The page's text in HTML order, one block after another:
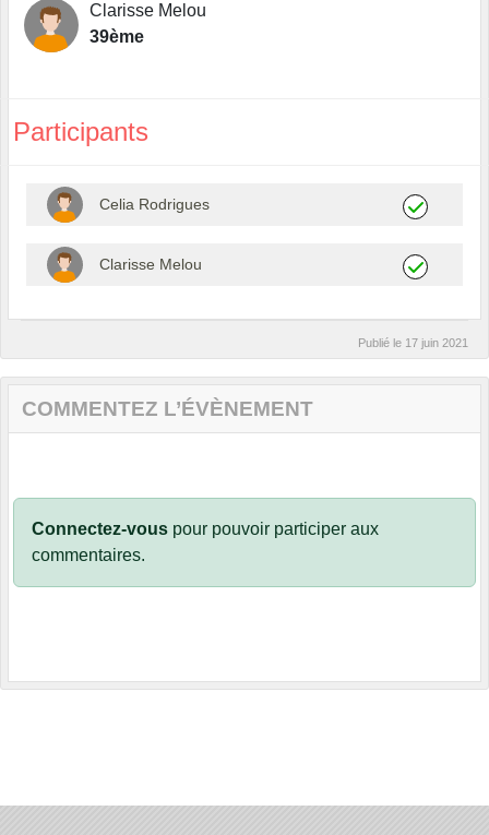
Clarisse Melou
39ème
Participants
Celia Rodrigues
Clarisse Melou
Publié le 17 juin 2021
COMMENTEZ L’ÉVÈNEMENT
Connectez-vous pour pouvoir participer aux
commentaires.